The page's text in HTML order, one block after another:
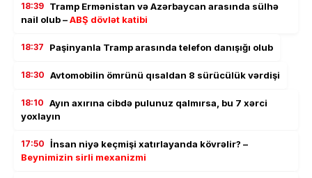
18:39 Tramp Ermənistan və Azərbaycan arasında sülhə
nail olub –ABŞ dövlət katibi
18:37 Paşinyanla Tramp arasında telefon danışığı olub
18:30 Avtomobilin ömrünü qısaldan 8 sürücülük vərdişi
18:10 Ayın axırına cibdə pulunuz qalmırsa, bu 7 xərci
yoxlayın
17:50 İnsan niyə keçmişi xatırlayanda kövrəlir? –
Beynimizin sirli mexanizmi